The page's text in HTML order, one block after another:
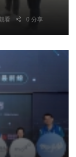
看 0 分享